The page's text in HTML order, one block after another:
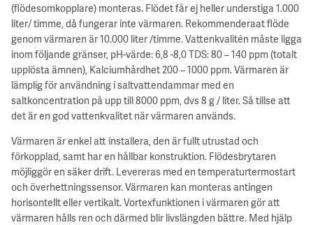
(flödesomkopplare) monteras. Flödet får ej heller understiga 1.000
liter/ timme, då fungerar inte värmaren. Rekommenderaat flöde
genom värmaren är 10.000 liter /timme. Vattenkvalitén måste ligga
inom följande gränser, pH-värde: 6,8 -8,0 TDS: 80 – 140 ppm (totalt
upplösta ämnen), Kalciumhårdhet 200 – 1000 ppm. Värmaren är
lämplig för användning i saltvattendammar med en
saltkoncentration på upp till 8000 ppm, dvs 8 g / liter. Så tillse att
det är en god vattenkvalitet när värmaren används.
Värmaren är enkel att installera, den är fullt utrustad och
förkopplad, samt har en hållbar konstruktion. Flödesbrytaren
möjliggör en säker drift. Levereras med en temperaturtermostart
och överhettningssensor. Värmaren kan monteras antingen
horisontellt eller vertikalt. Vortexfunktionen i värmaren gör att
värmaren hålls ren och därmed blir livslängden bättre. Med hjälp